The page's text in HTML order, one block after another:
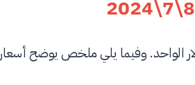
قيمة 14750 ليرة للدولار الواحد. وفيما يلي ملخص يوضح أسعار